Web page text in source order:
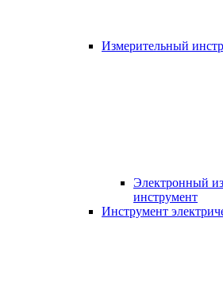
Измерительный
Электронный
инструмент
Инструмент